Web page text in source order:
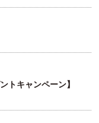
トキャンペーン】